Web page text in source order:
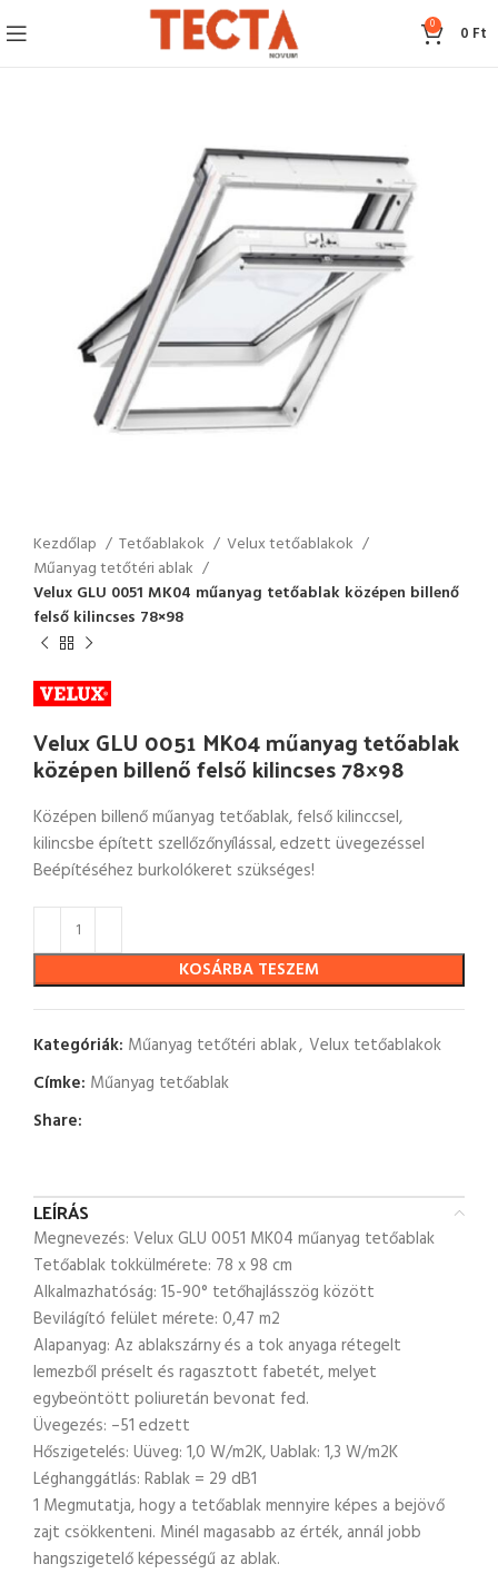
0 0 Ft
Kezdőlap Tetőablakok
Velux tetőablakok
Műanyag tetőtéri ablak
Velux GLU 0051 MK04 műanyag tetőablak középen billenő
felső kilincses 78×98
Velux GLU 0051 MK04 műanyag tetőablak
középen billenő felső kilincses 78×98
Középen billenő műanyag tetőablak, felső kilinccsel,
kilincsbe épített szellőzőnyílással, edzett üvegezéssel
Beépítéséhez burkolókeret szükséges!
KOSÁRBA TESZEM
Kategóriák: Műanyag tetőtéri ablak, Velux tetőablakok
Címke: Műanyag tetőablak
Share:
LEÍRÁS
Megnevezés: Velux GLU 0051 MK04 műanyag tetőablak
Tetőablak tokkülmérete: 78 x 98 cm
Alkalmazhatóság: 15-90° tetőhajlásszög között
Bevilágító felület mérete: 0,47 m2
Alapanyag: Az ablakszárny és a tok anyaga rétegelt
lemezből préselt és ragasztott fabetét, melyet
egybeöntött poliuretán bevonat fed.
Üvegezés: –51 edzett
Hőszigetelés: Uüveg: 1,0 W/m2K, Uablak: 1,3 W/m2K
Léghanggátlás: Rablak = 29 dB1
1 Megmutatja, hogy a tetőablak mennyire képes a bejövő
zajt csökkenteni. Minél magasabb az érték, annál jobb
hangszigetelő képességű az ablak.